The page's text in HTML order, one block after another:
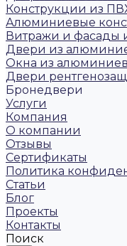
Конструкции из
Алюминиевые
Витражи и фасады
Двери из
Окна из
Двери
Бронедвери
Услуги
Компания
О компании
Отзывы
Сертификаты
Политика
Статьи
Блог
Проекты
Контакты
Поиск